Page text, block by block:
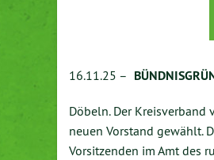
16.11.25 –
Döbeln. Der
neuen Vorstand gewählt.
Vorsitzenden im Amt des